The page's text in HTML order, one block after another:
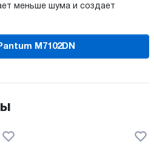
меньше шума и создает
M7102DN